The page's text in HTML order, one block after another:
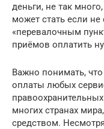
деньги, не так
может стать если
«перевалочным
приёмов оплатить
Важно понимать,
оплаты любых
многих странах
средством.